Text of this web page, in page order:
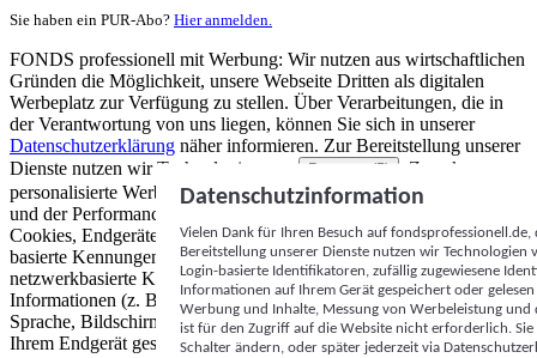
Sie haben ein PUR-Abo? Hier anmelden.
FONDS professionell mit Werbung: Wir nutzen aus wirtschaftlichen
Gründen die Möglichkeit, unsere Webseite Dritten als digitalen
Werbeplatz zur Verfügung zu stellen. Über Verarbeitungen, die in
der Verantwortung von uns liegen, können Sie sich in unserer
Datenschutzerklärung näher informieren. Zur Bereitstellung unserer
Dienste nutzen wir Technologien von
Partnern (5)
. Zwecke:
personalisierte Werbung und Inhalte, Messung von Werbeleistung
und der Performance von Inhalten sowie Zielgruppenforschung.
Cookies, Endgeräte- oder ähnliche Online-Kennungen (z. B. login-
basierte Kennungen, zufällig generierte Kennungen,
netzwerkbasierte Kennungen) können zusammen mit anderen
Informationen (z. B. Browsertyp und Browserinformationen,
Sprache, Bildschirmgröße, unterstützte Technologien usw.) auf
Ihrem Endgerät gespeichert oder von dort ausgelesen werden, um es
Datenschutzinformation
Vielen Dank für Ihren Besuch auf
Bereitstellung unserer Dienste nutzen wir Technologien
Login-basierte Identifikatoren, zufällig zugewiesene
Informationen auf Ihrem Gerät gespeichert oder
Werbung und Inhalte, Messung von Werbeleistung
ist für den Zugriff auf die Website nicht erforderlich.
Schalter ändern, oder später jederzeit via